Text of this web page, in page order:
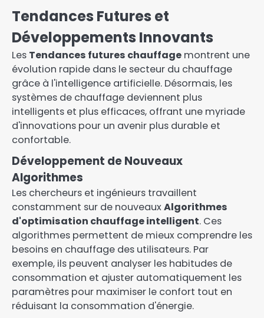
Tendances Futures et
Développements Innovants
Les Tendances futures chauffage montrent une
évolution rapide dans le secteur du chauffage
grâce à l'intelligence artificielle. Désormais, les
systèmes de chauffage deviennent plus
intelligents et plus efficaces, offrant une myriade
d'innovations pour un avenir plus durable et
confortable.
Développement de Nouveaux
Algorithmes
Les chercheurs et ingénieurs travaillent
constamment sur de nouveauxAlgorithmes
d'optimisation chauffage intelligent. Ces
algorithmes permettent de mieux comprendre les
besoins en chauffage des utilisateurs. Par
exemple, ils peuvent analyser les habitudes de
consommation et ajuster automatiquement les
paramètres pour maximiser le confort tout en
réduisant la consommation d'énergie.